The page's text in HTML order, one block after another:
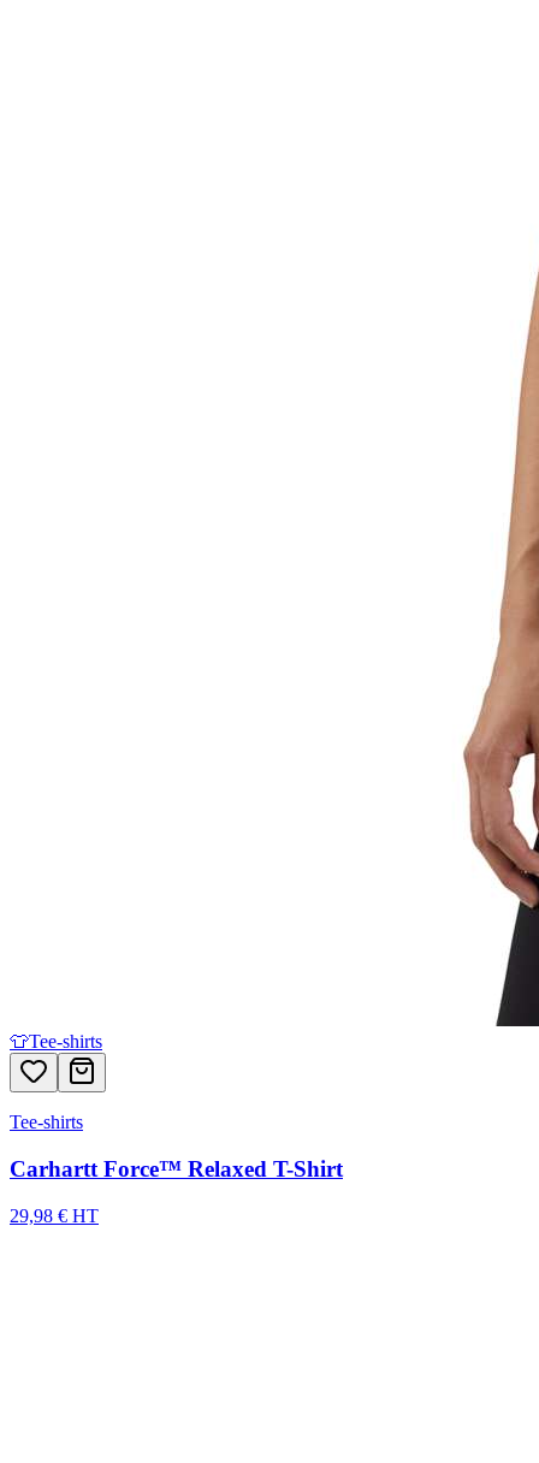
👕Tee-shirts
Tee-shirts
Carhartt Force™ Relaxed T-Shirt
29,98 € HT